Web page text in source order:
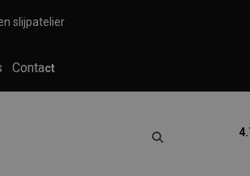
slijpatelier
Contact